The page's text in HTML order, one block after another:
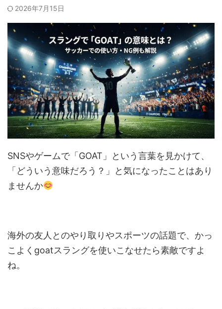
2026年7月15日
SNSやゲームで「GOAT」という言葉を見かけて、
「どういう意味だろう？」と気になったことはあり
ませんか
海外の友人とのやり取りやスポーツの話題で、かっ
こよくgoatスラングを使いこなせたら素敵ですよ
ね。